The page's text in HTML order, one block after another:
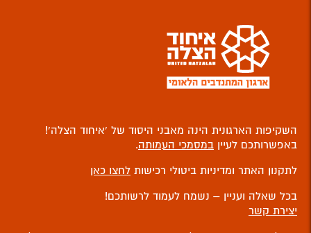
השקיפות הארגונית הינה מאבני היסוד של ‘איחוד הצלה’!
באפשרותכם לעיין במסמכי העמותה.
לתקנון האתר ומדיניות ביטולי רכישות לחצו כאן
בכל שאלה ועניין – נשמח לעמוד לרשותכם!
יצירת קשר